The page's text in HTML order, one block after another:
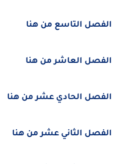
الفصل التاسع من هنا
الفصل العاشر من هنا
الفصل الحادي عشر من هنا
الفصل الثاني عشر من هنا